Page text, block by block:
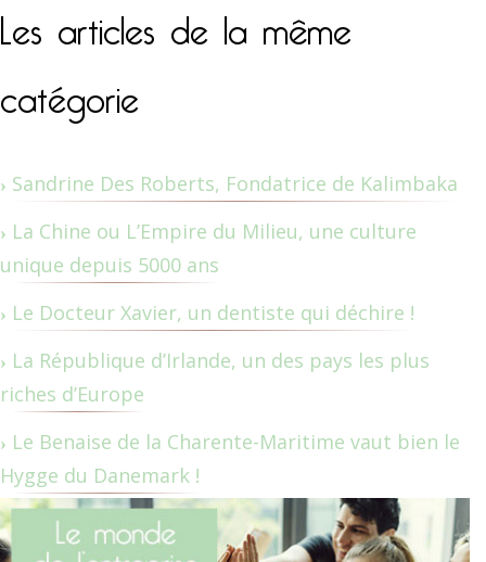
Les articles de la même
catégorie
Sandrine Des Roberts, Fondatrice de Kalimbaka
La Chine ou L’Empire du Milieu, une culture
unique depuis 5000 ans
Le Docteur Xavier, un dentiste qui déchire !
La République d’Irlande, un des pays les plus
riches d’Europe
Le Benaise de la Charente-Maritime vaut bien le
Hygge du Danemark !